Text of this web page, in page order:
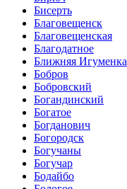
Бисерть
Благовещенск
Благовещенская
Благодатное
Ближняя Игуменка
Бобров
Бобровский
Богандинский
Богатое
Богданович
Богородск
Богучаны
Богучар
Бодайбо